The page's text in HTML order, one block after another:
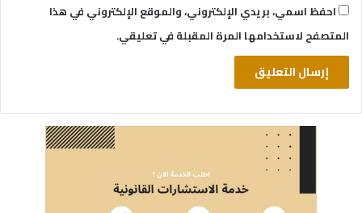
احفظ اسمي، بريدي الإلكتروني، والموقع الإلكتروني في هذا
المتصفح لاستخدامها المرة المقبلة في تعليقي.